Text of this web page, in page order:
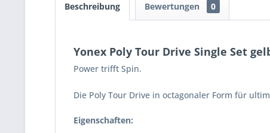
Beschreibung Bewertungen 0
Yonex Poly Tour Drive Single Set
Power trifft Spin.
Die Poly Tour Drive in octagonaler Form für
Eigenschaften: